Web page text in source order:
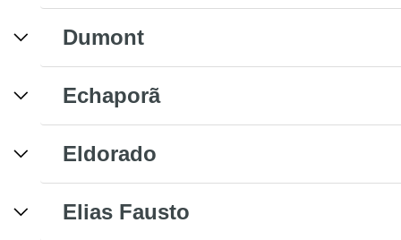
Dumont
Echaporã
Eldorado
Elias Fausto